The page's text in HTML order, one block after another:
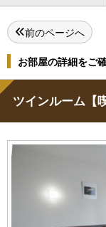
前のページへ
お部屋の詳細をご
ツインルーム【